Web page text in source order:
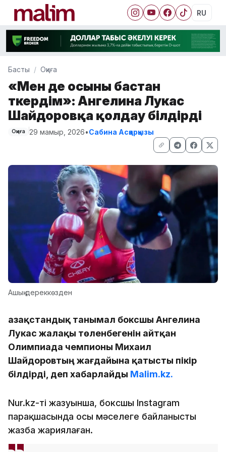
RU
Басты Оқиға
«Мен де осыны бастан
өткердім»: Ангелина Лукас
Шайдоровқа қолдау білдірді
Оқиға 29 мамыр, 2026•Сабина Асқарқызы
Ашық дереккөзден
Қазақстандық танымал боксшы Ангелина
Лукас жалақы төленбегенін айтқан
Олимпиада чемпионы Михаил
Шайдоровтың жағдайына қатысты пікір
білдірді, деп хабарлайды Malim.kz.
Nur.kz-тің жазуынша, боксшы Instagram
парақшасында осы мәселеге байланысты
жазба жариялаған.